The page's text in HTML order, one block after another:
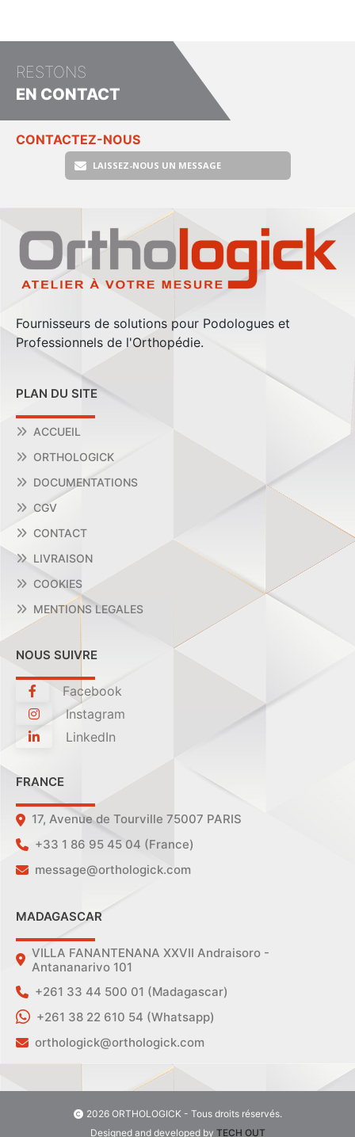
RESTONS
EN CONTACT
CONTACTEZ-NOUS
LAISSEZ-NOUS UN MESSAGE
Fournisseurs de solutions pour Podologues et
Professionnels de l'Orthopédie.
PLAN DU SITE
ACCUEIL
ORTHOLOGICK
DOCUMENTATIONS
CGV
CONTACT
LIVRAISON
COOKIES
MENTIONS LEGALES
NOUS SUIVRE
Facebook
Instagram
LinkedIn
FRANCE
17, Avenue de Tourville 75007 PARIS
+33 1 86 95 45 04 (France)
message@orthologick.com
MADAGASCAR
VILLA FANANTENANA XXVII Andraisoro -
Antananarivo 101
+261 33 44 500 01 (Madagascar)
+261 38 22 610 54 (Whatsapp)
orthologick@orthologick.com
2026 ORTHOLOGICK - Tous droits réservés.
Designed and developed by TECH OUT